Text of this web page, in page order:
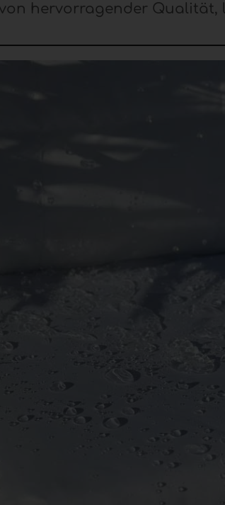
hervorragender Qualität,